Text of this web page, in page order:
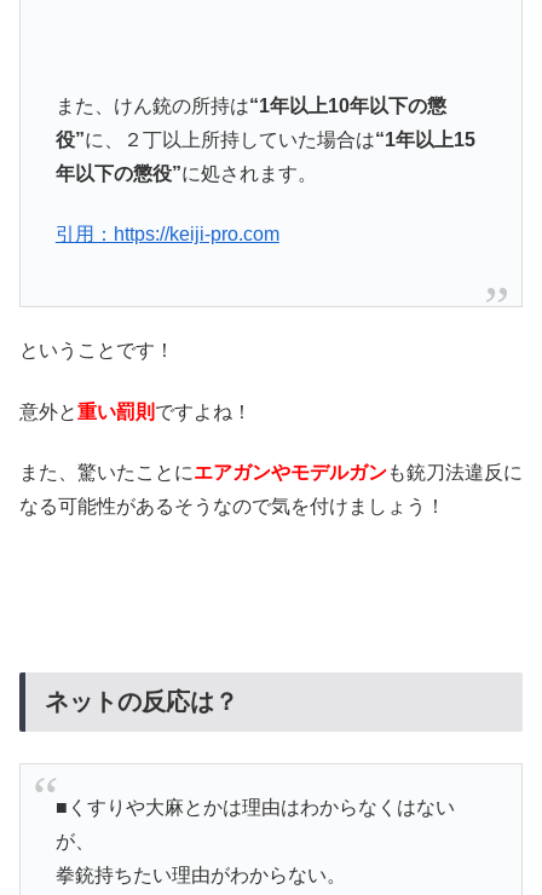
また、けん銃の所持は“1年以上10年以下の懲
役”に、２丁以上所持していた場合は“1年以上15
年以下の懲役”に処されます。
引用：https://keiji-pro.com
ということです！
意外と重い罰則 ですよね！
また、驚いたことにエアガンやモデルガンも銃刀法違反に
なる可能性があるそうなので気を付けましょう！
ネットの反応は？
■ くすりや大麻とかは理由はわからなくはない
が、
拳銃持ちたい理由がわからない。